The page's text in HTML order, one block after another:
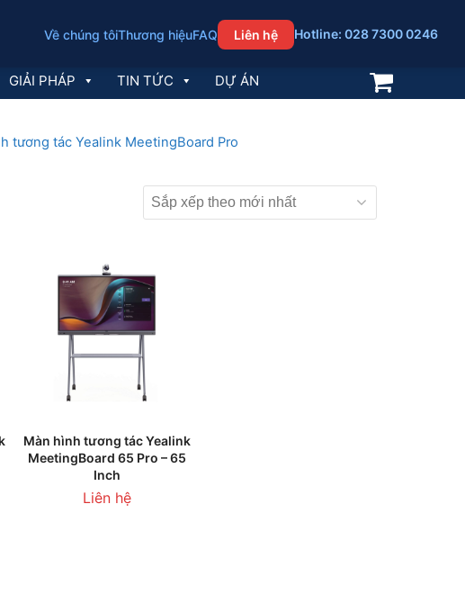
Về chúng tôiThương hiệuFAQ Liên hệ Hotline: 028 7300 0246
GIẢI PHÁP TIN TỨC DỰ ÁN
tương tác Yealink MeetingBoard Pro
THÊM VÀO GIỎ HÀNG
Màn hình tương tác Yealink
MeetingBoard 65 Pro – 65
Inch
Liên hệ